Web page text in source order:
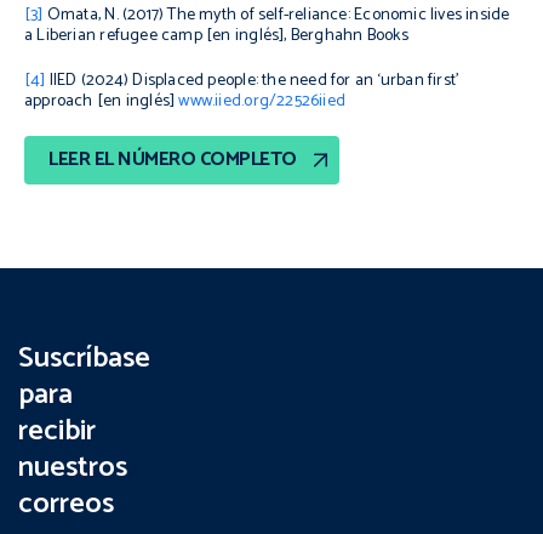
[3] Omata, N. (2017)The myth of self-reliance: Economic lives inside
a Liberian refugee camp[en inglés], Berghahn Books
[4] IIED (2024)Displaced people: the need for an ‘urban first’
approach [en inglés]www.iied.org/22526iied
LEER EL NÚMERO COMPLETO
Suscríbase
para
recibir
nuestros
correos